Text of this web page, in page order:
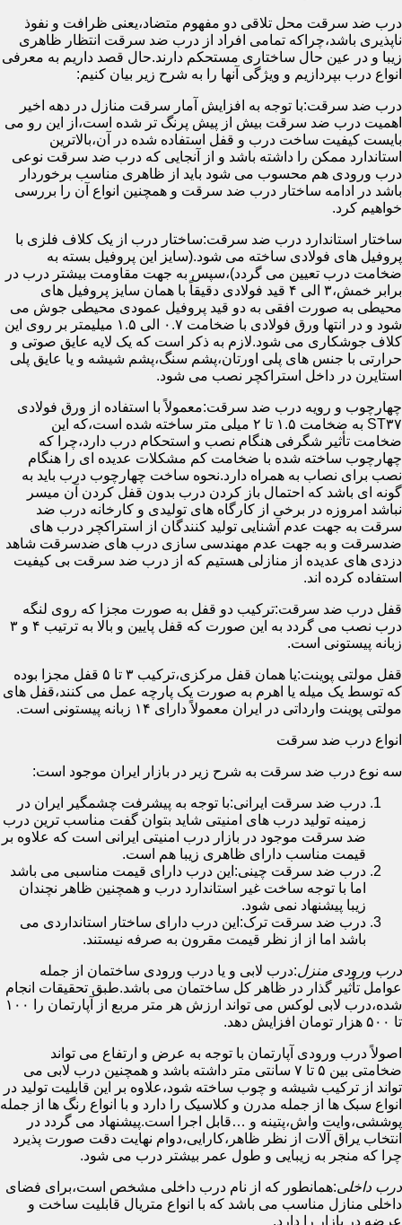
درب ضد سرقت محل تلاقی دو مفهوم متضاد،یعنی ظرافت و نفوذ
ناپذیری باشد،چراکه تمامی افراد از درب ضد سرقت انتظار ظاهری
زیبا و در عین حال ساختاری مستحکم دارند.حال قصد داریم به معرفی
انواع درب بپردازیم و ویژگی آنها را به شرح زیر بیان کنیم:
درب ضد سرقت:با توجه به افزایش آمار سرقت منازل در دهه اخیر
اهمیت درب ضد سرقت بیش از پیش پرنگ تر شده است،از این رو می
بایست کیفیت ساخت درب و قفل استفاده شده در آن،بالاترین
استاندارد ممکن را داشته باشد و از آنجایی که درب ضد سرقت نوعی
درب ورودی هم محسوب می شود باید از ظاهری مناسب برخوردار
باشد در ادامه ساختار درب ضد سرقت و همچنین انواع آن را بررسی
خواهیم کرد.
ساختار استاندارد درب ضد سرقت:ساختار درب از یک کلاف فلزی با
پروفیل های فولادی ساخته می شود.(سایز این پروفیل بسته به
ضخامت درب تعیین می گردد)،سپس به جهت مقاومت بیشتر درب در
برابر خمش،۳ الی ۴ قید فولادی دقیقاً با همان سایز پروفیل های
محیطی به صورت افقی به دو قید پروفیل عمودی محیطی جوش می
شود و در انتها ورق فولادی با ضخامت ۰.۷ الی ۱.۵ میلیمتر بر روی این
کلاف جوشکاری می شود.لازم به ذکر است که یک لایه عایق صوتی و
حرارتی با جنس های پلی اورتان،پشم سنگ،پشم شیشه و یا عایق پلی
استایرن در داخل استراکچر نصب می شود.
چهارچوب و رویه درب ضد سرقت:معمولاً با استفاده از ورق فولادی
ST۳۷ به ضخامت ۱.۵ تا ۲ میلی متر ساخته شده است،که این
ضخامت تأثیر شگرفی هنگام نصب و استحکام درب دارد،چرا که
چهارچوب ساخته شده با ضخامت کم مشکلات عدیده ای را هنگام
نصب برای نصاب به همراه دارد.نحوه ساخت چهارچوب درب باید به
گونه ای باشد که احتمال باز کردن درب بدون قفل کردن آن میسر
نباشد امروزه در برخی از کارگاه های تولیدی و کارخانه درب ضد
سرقت به جهت عدم آشنایی تولید کنندگان از استراکچر درب های
ضدسرقت و به جهت عدم مهندسی سازی درب های ضدسرقت شاهد
دزدی های عدیده از منازلی هستیم که از درب ضد سرقت بی کیفیت
استفاده کرده اند.
قفل درب ضد سرقت:ترکیب دو قفل به صورت مجزا که روی لنگه
درب نصب می گردد به این صورت که قفل پایین و بالا به ترتیب ۴ و ۳
زبانه پیستونی است.
قفل مولتی پوینت:یا همان قفل مرکزی،ترکیب ۳ تا ۵ قفل مجزا بوده
که توسط یک میله یا اهرم به صورت یک پارچه عمل می کنند،قفل های
مولتی پوینت وارداتی در ایران معمولاً دارای ۱۴ زبانه پیستونی است.
انواع درب ضد سرقت
سه نوع درب ضد سرقت به شرح زیر در بازار ایران موجود است:
درب ضد سرقت ایرانی:با توجه به پیشرفت چشمگیر ایران در
زمینه تولید درب های امنیتی شاید بتوان گفت مناسب ترین درب
ضد سرقت موجود در بازار درب امنیتی ایرانی است که علاوه بر
قیمت مناسب دارای ظاهری زیبا هم است.
درب ضد سرقت چینی:این درب دارای قیمت مناسبی می باشد
اما با توجه ساخت غیر استاندارد درب و همچنین ظاهر نچندان
زیبا پیشنهاد نمی شود.
درب ضد سرقت ترک:این درب دارای ساختار استانداردی می
باشد اما از از نظر قیمت مقرون به صرفه نیستند.
درب ورودی منزل:درب لابی و یا درب ورودی ساختمان از جمله
عوامل تأثیر گذار در ظاهر کل ساختمان می باشد.طبق تحقیقات انجام
شده،درب لابی لوکس می تواند ارزش هر متر مربع از آپارتمان را ۱۰۰
تا ۵۰۰ هزار تومان افزایش دهد.
اصولاً درب ورودی آپارتمان با توجه به عرض و ارتفاع می تواند
ضخامتی بین ۵ تا ۷ سانتی متر داشته باشد و همچنین درب لابی می
تواند از ترکیب شیشه و چوب ساخته شود،علاوه بر این قابلیت تولید در
انواع سبک ها از جمله مدرن و کلاسیک را دارد و با انواع رنگ ها از جمله
پوششی،وایت واش،پتینه و …قابل اجرا است.پیشنهاد می گردد در
انتخاب یراق آلات از نظر ظاهر،کارایی،دوام نهایت دقت صورت پذیرد
چرا که منجر به زیبایی و طول عمر بیشتر درب می شود.
درب داخلی:همانطور که از نام درب داخلی مشخص است،برای فضای
داخلی منازل مناسب می باشد که با انواع متریال قابلیت ساخت و
عرضه در بازار را دارد.